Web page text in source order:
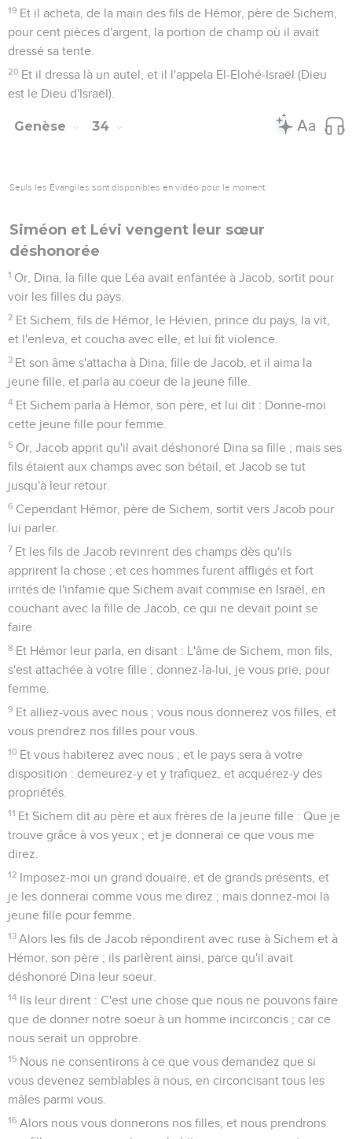
19 Et il acheta, de la main des fils de Hémor, père de Sichem,
pour cent pièces d'argent, la portion de champ où il avait
dressé sa tente.
20 Et il dressa là un autel, et il l'appela El-Elohé-Israël (Dieu
est le Dieu d'Israël).
Genèse 34
Seuls les Évangiles sont disponibles en vidéo pour le moment.
Siméon et Lévi vengent leur sœur
déshonorée
1 Or, Dina, la fille que Léa avait enfantée à Jacob, sortit pour
voir les filles du pays.
2 Et Sichem, fils de Hémor, le Hévien, prince du pays, la vit,
et l'enleva, et coucha avec elle, et lui fit violence.
3 Et son âme s'attacha à Dina, fille de Jacob, et il aima la
jeune fille, et parla au coeur de la jeune fille.
4 Et Sichem parla à Hémor, son père, et lui dit : Donne-moi
cette jeune fille pour femme.
5 Or, Jacob apprit qu'il avait déshonoré Dina sa fille ; mais ses
fils étaient aux champs avec son bétail, et Jacob se tut
jusqu'à leur retour.
6 Cependant Hémor, père de Sichem, sortit vers Jacob pour
lui parler.
7 Et les fils de Jacob revinrent des champs dès qu'ils
apprirent la chose ; et ces hommes furent affligés et fort
irrités de l'infamie que Sichem avait commise en Israël, en
couchant avec la fille de Jacob, ce qui ne devait point se
faire.
8 Et Hémor leur parla, en disant : L'âme de Sichem, mon fils,
s'est attachée à votre fille ; donnez-la-lui, je vous prie, pour
femme.
9 Et alliez-vous avec nous ; vous nous donnerez vos filles, et
vous prendrez nos filles pour vous.
10 Et vous habiterez avec nous ; et le pays sera à votre
disposition : demeurez-y et y trafiquez, et acquérez-y des
propriétés.
11 Et Sichem dit au père et aux frères de la jeune fille : Que je
trouve grâce à vos yeux ; et je donnerai ce que vous me
direz.
12 Imposez-moi un grand douaire, et de grands présents, et
je les donnerai comme vous me direz ; mais donnez-moi la
jeune fille pour femme.
13 Alors les fils de Jacob répondirent avec ruse à Sichem et à
Hémor, son père ; ils parlèrent ainsi, parce qu'il avait
déshonoré Dina leur soeur.
14 Ils leur dirent : C'est une chose que nous ne pouvons faire
que de donner notre soeur à un homme incirconcis ; car ce
nous serait un opprobre.
15 Nous ne consentirons à ce que vous demandez que si
vous devenez semblables à nous, en circoncisant tous les
mâles parmi vous.
16 Alors nous vous donnerons nos filles, et nous prendrons